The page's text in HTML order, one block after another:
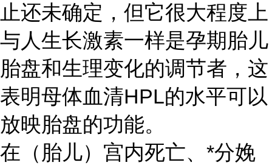
止还未确定，但它很大程度上
与人生长激素一样是孕期胎儿
胎盘和生理变化的调节者，这
表明母体血清HPL的水平可以
放映胎盘的功能。
在（胎儿）宫内死亡、*分娩